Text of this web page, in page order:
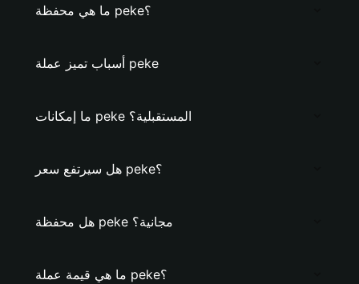
ما هي محفظة peke؟
أسباب تميز عملة peke
ما إمكانات peke المستقبلية؟
هل سيرتفع سعر peke؟
هل محفظة peke مجانية؟
ما هي قيمة عملة peke؟